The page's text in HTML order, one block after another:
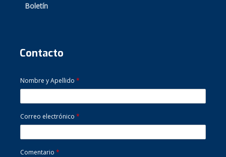
Boletín
Contacto
Nombre y Apellido *
Correo electrónico *
Comentario *